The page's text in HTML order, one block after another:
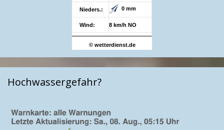
Nieders.: 0 mm
Wind: 8 km/h NO
© wetterdienst.de
Hochwassergefahr?